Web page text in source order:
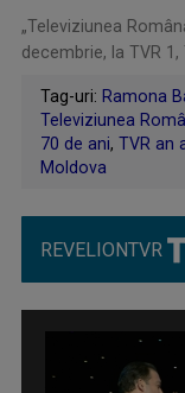
„Televiziunea
decembrie, la TVR
Tag-uri: Ramona
Televiziunea
70 de ani, TVR an
Moldova
REVELIONTVR